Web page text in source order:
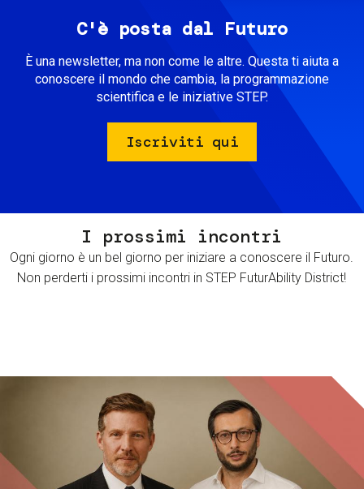
C'è posta dal Futuro
È una newsletter, ma non come le altre. Questa ti aiuta a
conoscere il mondo che cambia, la programmazione
scientifica e le iniziative STEP.
Iscriviti qui
I prossimi incontri
Ogni giorno è un bel giorno per iniziare a conoscere il Futuro.
Non perderti i prossimi incontri in STEP FuturAbility District!